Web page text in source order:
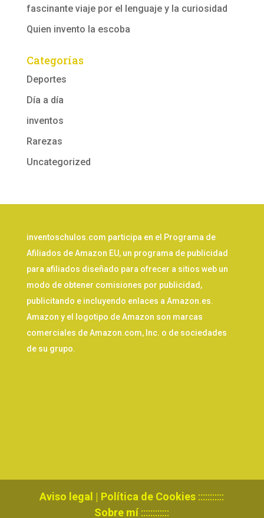
fascinante viaje por el lenguaje y la curiosidad
Quien invento la escoba
Categorías
Deportes
Día a día
inventos
Rarezas
Uncategorized
inventoschulos.com participa en el Programa de
Afiliados de Amazon EU, un programa de publicidad
para afiliados diseñado para ofrecer a sitios web un
modo de obtener comisiones por publicidad,
publicitando e incluyendo enlaces a Amazon.es.
Amazon y el logotipo de Amazon son marcas
comerciales de Amazon.com, Inc. o de sociedades
de su grupo.
Aviso legal | Política de Cookies :::::::::::
Sobre mí ::::::::::::